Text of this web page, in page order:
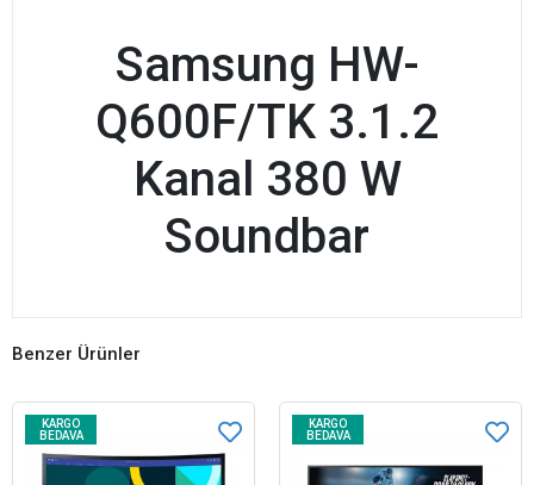
Samsung HW-
Q600F/TK 3.1.2
Kanal 380 W
Soundbar
Benzer Ürünler
KARGO
BEDAVA
KARGO
BEDAVA